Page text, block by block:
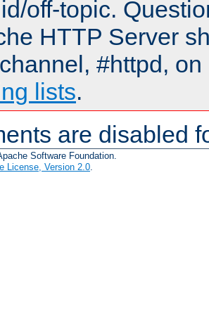
off-topic.
HTTP Server
#httpd,
lists.
are disabled
Software Foundation.
License, Version 2.0.